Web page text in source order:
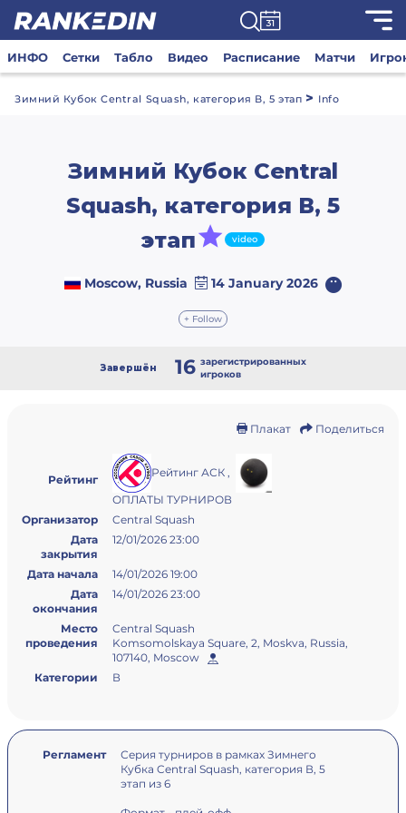
ИНФО Сетки Табло Видео Расписание Матчи
Зимний Кубок Central Squash, категория В, 5 этап > Info
Зимний Кубок Central
Squash, категория В, 5
этап
video
Moscow, Russia 14 January 2026
+ Follow
Завершён 16 зарегистрированных
игроков
Плакат Поделиться
Рейтинг
Рейтинг АСК ,
ОПЛАТЫ ТУРНИРОВ
Организатор
Central Squash
Дата
закрытия
12/01/2026 23:00
Дата начала
14/01/2026 19:00
Дата
окончания
14/01/2026 23:00
Место
проведения
Central Squash
Komsomolskaya Square, 2, Moskva, Russia,
107140, Moscow
Категории
В
Регламент
Серия турниров в рамках Зимнего
Кубка Central Squash, категория В, 5
этап из 6